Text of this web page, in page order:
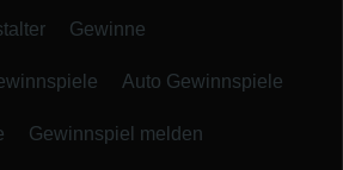
Gewinne
Auto Gewinnspiele
Gewinnspiel melden